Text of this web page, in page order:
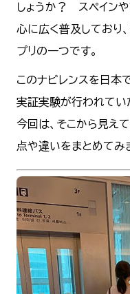
しょうか？ スペイン
心に広く普及しており
プリの一つです。
このナビレンスを日本
実証実験が行われてい
今回は、そこから見え
点や違いをまとめてみ